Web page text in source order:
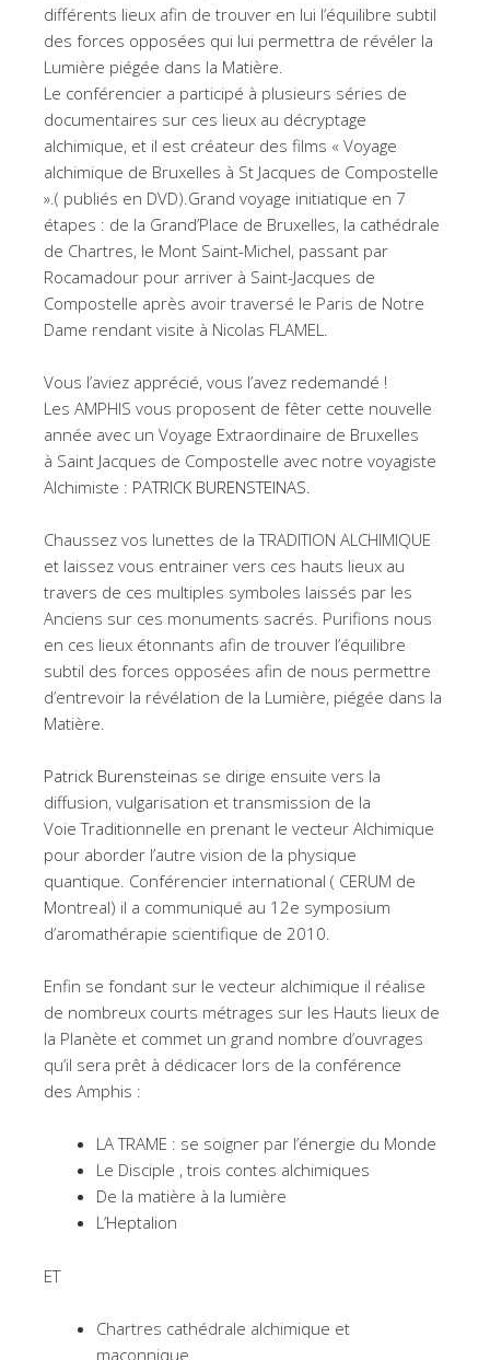
différents lieux afin de trouver en lui l’équilibre subtil
des forces opposées qui lui permettra de révéler la
Lumière piégée dans la Matière.
Le conférencier a participé à plusieurs séries de
documentaires sur ces lieux au décryptage
alchimique, et il est créateur des films « Voyage
alchimique de Bruxelles à St Jacques de Compostelle
».( publiés en DVD).Grand voyage initiatique en 7
étapes : de la Grand’Place de Bruxelles, la cathédrale
de Chartres, le Mont Saint-Michel, passant par
Rocamadour pour arriver à Saint-Jacques de
Compostelle après avoir traversé le Paris de Notre
Dame rendant visite à Nicolas FLAMEL.
Vous l’aviez apprécié, vous l’avez redemandé !
Les AMPHIS vous proposent de fêter cette nouvelle
année avec un Voyage Extraordinaire de Bruxelles
à Saint Jacques de Compostelle avec notre voyagiste
Alchimiste : PATRICK BURENSTEINAS.
Chaussez vos lunettes de la TRADITION ALCHIMIQUE
et laissez vous entrainer vers ces hauts lieux au
travers de ces multiples symboles laissés par les
Anciens sur ces monuments sacrés. Purifions nous
en ces lieux étonnants afin de trouver l’équilibre
subtil des forces opposées afin de nous permettre
d’entrevoir la révélation de la Lumière, piégée dans la
Matière.
Patrick Burensteinas se dirige ensuite vers la
diffusion, vulgarisation et transmission de la
Voie Traditionnelle en prenant le vecteur Alchimique
pour aborder l’autre vision de la physique
quantique. Conférencier international ( CERUM de
Montreal) il a communiqué au 12e symposium
d’aromathérapie scientifique de 2010.
Enfin se fondant sur le vecteur alchimique il réalise
de nombreux courts métrages sur les Hauts lieux de
la Planète et commet un grand nombre d’ouvrages
qu’il sera prêt à dédicacer lors de la conférence
des Amphis :
LA TRAME : se soigner par l’énergie du Monde
Le Disciple , trois contes alchimiques
De la matière à la lumière
L’Heptalion
ET
Chartres cathédrale alchimique et
maçonnique